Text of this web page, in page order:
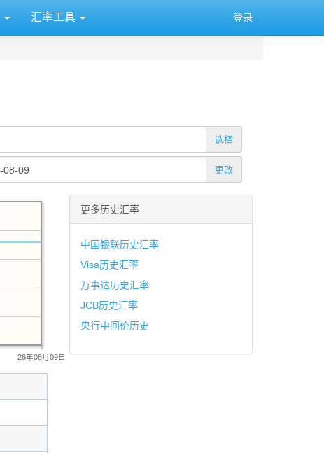
汇率工具 登录
选择
更改
26年08月09日
更多历史汇率
中国银联历史汇率
Visa历史汇率
万事达历史汇率
JCB历史汇率
央行中间价历史